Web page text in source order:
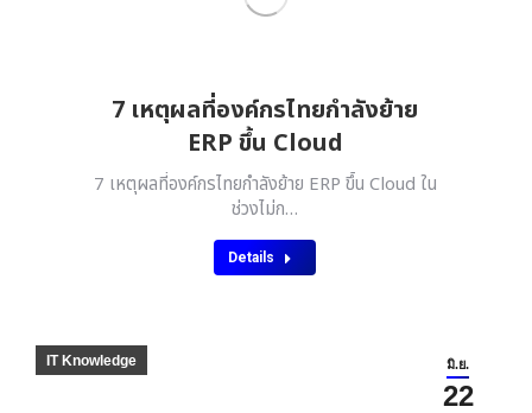
7 เหตุผลที่องค์กรไทยกำลังย้าย
ERP ขึ้น Cloud
7 เหตุผลที่องค์กรไทยกำลังย้าย ERP ขึ้น Cloud ใน
ช่วงไม่ก…
Details
มิ.ย.
22
IT Knowledge